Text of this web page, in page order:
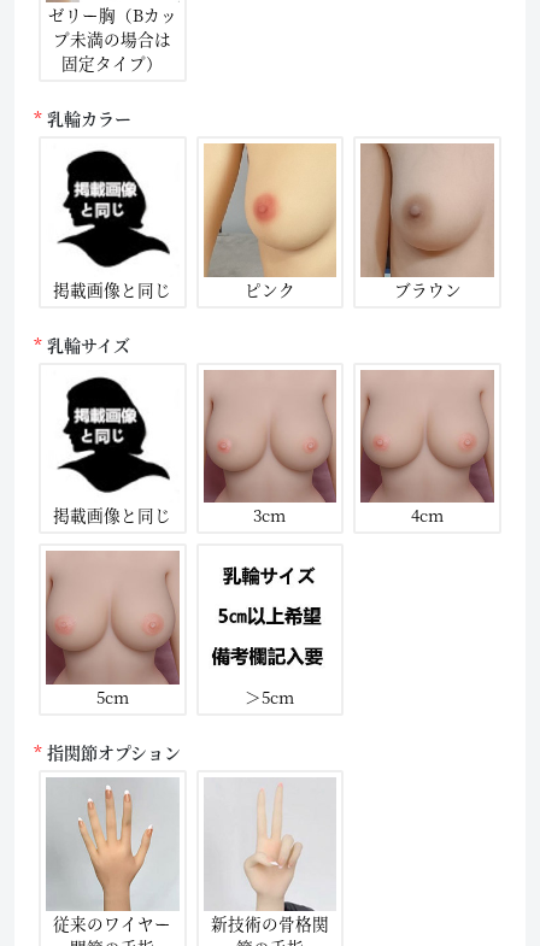
ゼリー胸（Bカッ
プ未満の場合は
固定タイプ）
乳輪カラー
掲載画像と同じ ピンク ブラウン
乳輪サイズ
掲載画像と同じ 3cm 4cm
5cm ＞5cm
指関節オプション
従来のワイヤー
新技術の骨格関